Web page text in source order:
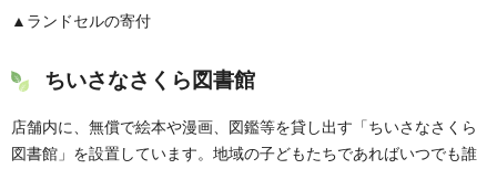
▲ランドセルの寄付
ちいさなさくら図書館
店舗内に、無償で絵本や漫画、図鑑等を貸し出す「ちいさなさくら
図書館」を設置しています。地域の子どもたちであればいつでも誰